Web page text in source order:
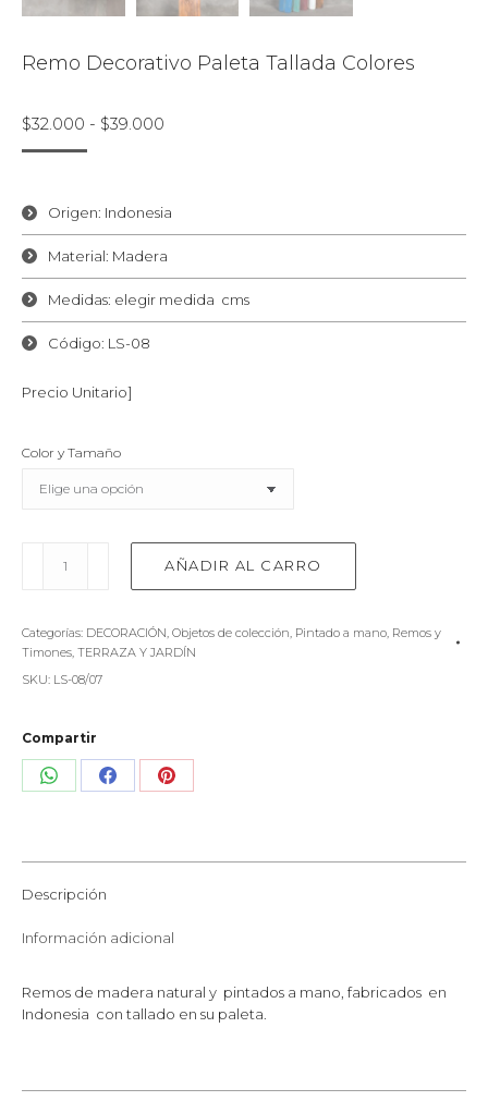
Remo Decorativo Paleta Tallada Colores
$32.000 - $39.000
$32.000
$39.000
Origen: Indonesia
Material: Madera
Medidas: elegir medida cms
Código: LS-08
Precio Unitario]
Color y Tamaño
decorativo
Colores
cantidad
AÑADIR AL CARRO
Categorías: DECORACIÓN, Objetos de colección, Pintado a mano, Remos y
Timones, TERRAZA Y JARDÍN
SKU: LS-08/07
Compartir
Share Share Share
Descripción
Información adicional
Remos de madera natural y pintados a mano, fabricados en
Indonesia con tallado en su paleta.